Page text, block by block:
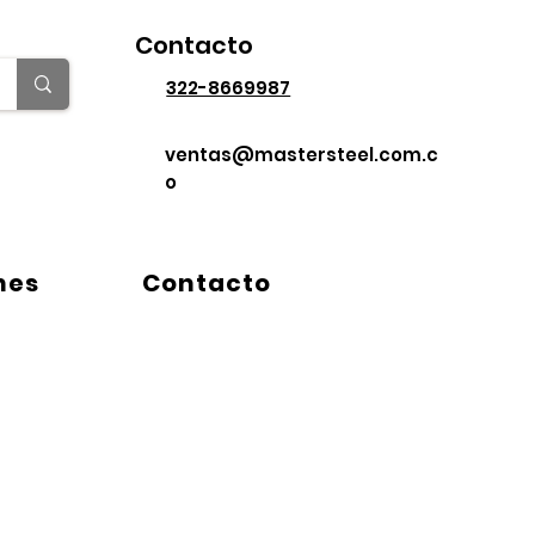
Contacto
322-8669987
ventas@mastersteel.com.c
o
Contacto Más
Contacto